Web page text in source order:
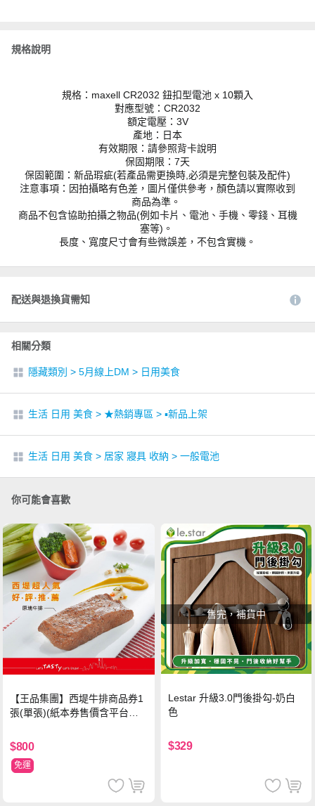
規格說明
規格：maxell CR2032 鈕扣型電池 x 10顆入
對應型號：CR2032
額定電壓：3V
產地：日本
有效期限：請參照背卡說明
保固期限：7天
保固範圍：新品瑕疵(若產品需更換時,必須是完整包裝及配件)
注意事項：因拍攝略有色差，圖片僅供參考，顏色請以實際收到
商品為準。
商品不包含協助拍攝之物品(例如卡片、電池、手機、零錢、耳機
塞等)。
長度、寬度尺寸會有些微誤差，不包含實機。
配送與退換貨需知
相關分類
隱藏類別 > 5月線上DM > 日用美食
生活 日用 美食 > ★熱銷專區 > ▪︎新品上架
生活 日用 美食 > 居家 寢具 收納 > 一般電池
你可能會喜歡
【王品集團】西堤牛排商品券1
張(單張)(紙本券售價含平台物
$800
免運
售完，補貨中
Lestar 升級3.0門後掛勾-奶白
色
$329